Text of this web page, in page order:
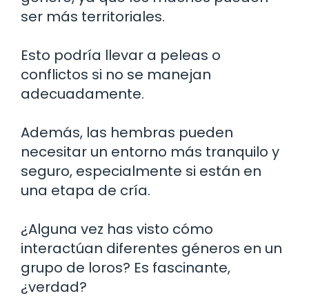
ser más territoriales.
Esto podría llevar a peleas o
conflictos si no se manejan
adecuadamente.
Además, las hembras pueden
necesitar un entorno más tranquilo y
seguro, especialmente si están en
una etapa de cría.
¿Alguna vez has visto cómo
interactúan diferentes géneros en un
grupo de loros? Es fascinante,
¿verdad?